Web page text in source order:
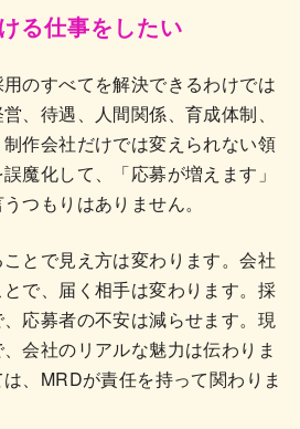
る仕事をしたい
のすべてを解決できるわけでは
、待遇、人間関係、育成体制、
作会社だけでは変えられない領
魔化して、「応募が増えます」
つもりはありません。
とで見え方は変わります。会社
で、届く相手は変わります。採
応募者の不安は減らせます。現
会社のリアルな魅力は伝わりま
、MRDが責任を持って関わりま